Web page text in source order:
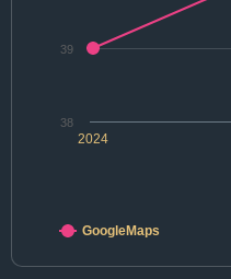
2024
39
38
GoogleMaps